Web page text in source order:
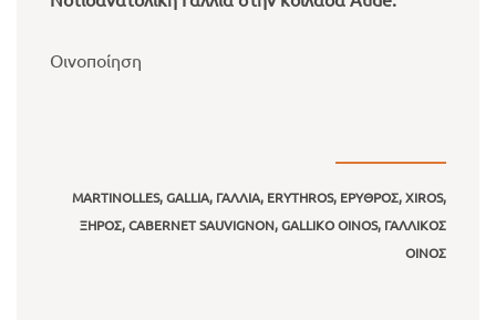
Οινοποίηση
MARTINOLLES, GALLIA, ΓΑΛΛΙΑ, ERYTHROS, ΕΡΥΘΡΟΣ, XIROS,
ΞΗΡΟΣ, CABERNET SAUVIGNON, GALLIKO OINOS, ΓΑΛΛΙΚΟΣ
ΟΙΝΟΣ